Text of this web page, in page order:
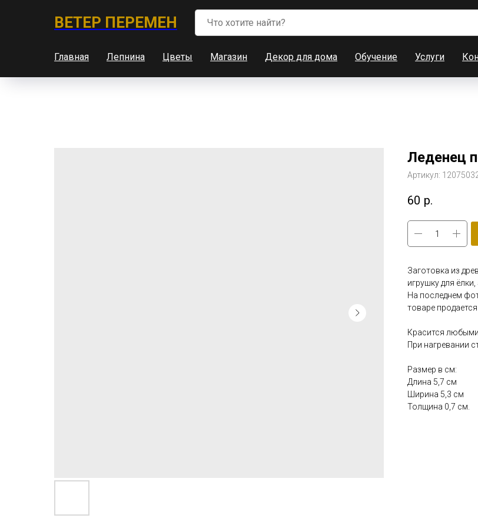
ВЕТЕР ПЕРЕМЕН
Главная Лепнина Цветы Магазин Декор для дома Обучение Услуги
Леденец
Артикул:
60 р.
Заготовка из
игрушку для
На последнем
товаре
Красится
При нагревании
Размер в см:
Длина 5,7 см
Ширина 5,3 см
Толщина 0,7 см.